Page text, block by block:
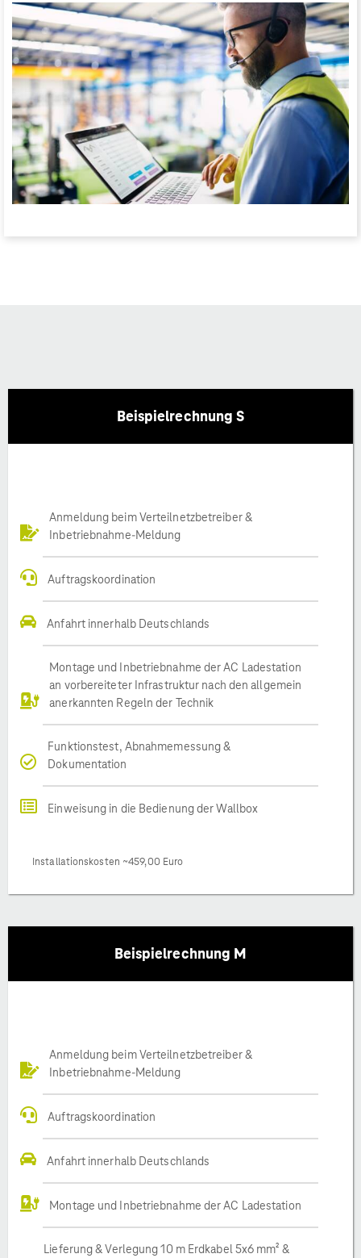
Beispielrechnung S
Anmeldung beim Verteilnetzbetreiber &
Inbetriebnahme-Meldung
Auftragskoordination
Anfahrt innerhalb Deutschlands
Montage und Inbetriebnahme der AC Ladestation
an vorbereiteter Infrastruktur nach den allgemein
anerkannten Regeln der Technik
Funktionstest, Abnahmemessung &
Dokumentation
Einweisung in die Bedienung der Wallbox
Installationskosten ~459,00 Euro
Beispielrechnung M
Anmeldung beim Verteilnetzbetreiber &
Inbetriebnahme-Meldung
Auftragskoordination
Anfahrt innerhalb Deutschlands
Montage und Inbetriebnahme der AC Ladestation
Lieferung & Verlegung 10 m Erdkabel 5x6 mm² &